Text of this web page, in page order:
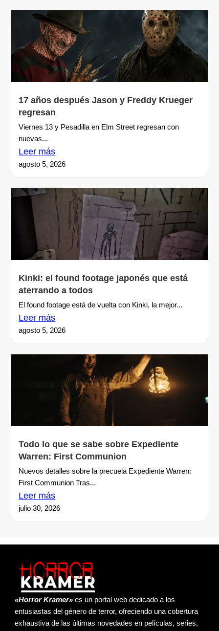
17 años después Jason y Freddy Krueger
regresan
Viernes 13 y Pesadilla en Elm Street regresan con
nuevas...
Leer más
agosto 5, 2026
Kinki: el found footage japonés que está
aterrando a todos
El found footage está de vuelta con Kinki, la mejor...
Leer más
agosto 5, 2026
Todo lo que se sabe sobre Expediente
Warren: First Communion
Nuevos detalles sobre la precuela Expediente Warren:
First Communion Tras...
Leer más
julio 30, 2026
«Horror Kramer» es un portal web dedicado a los
entusiastas del género de terror, ofreciendo una cobertura
exhaustiva de las últimas novedades en películas, series,